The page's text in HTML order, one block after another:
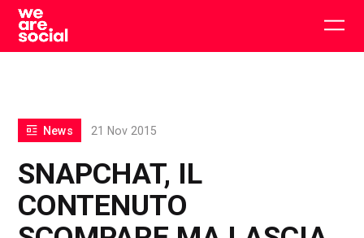
Skip
content
SNAPCHAT, IL
CONTENUTO
News 21 Nov 2015